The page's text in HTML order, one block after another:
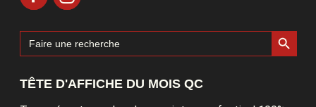
Search
for:
Search Button
TÊTE D'AFFICHE DU MOIS QC